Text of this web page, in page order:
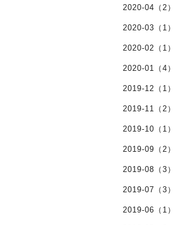
2020-04（2）
2020-03（1）
2020-02（1）
2020-01（4）
2019-12（1）
2019-11（2）
2019-10（1）
2019-09（2）
2019-08（3）
2019-07（3）
2019-06（1）